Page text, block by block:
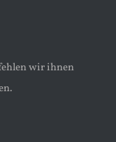
wir ihnen